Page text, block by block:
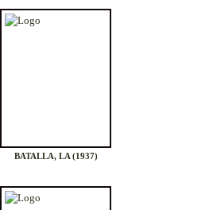
BATALLA, LA (1937)